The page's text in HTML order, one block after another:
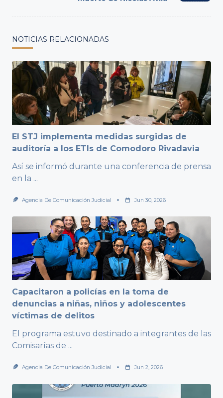
NOTICIAS RELACIONADAS
El STJ implementa medidas surgidas de
auditoría a los ETIs de Comodoro Rivadavia
Así se informó durante una conferencia de prensa
en la ...
Agencia De Comunicación Judicial Jun 30, 2026
Capacitaron a policías en la toma de
denuncias a niñas, niños y adolescentes
víctimas de delitos
El programa estuvo destinado a integrantes de las
Comisarías de ...
Agencia De Comunicación Judicial Jun 2, 2026